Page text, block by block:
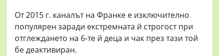
От 2015 г. каналът на Франке е изключително
популярен заради екстремната й строгост при
отглеждането на 6-те й деца и чак през тази той
бе деактивиран.